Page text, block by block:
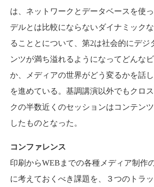
は、ネットワークとデータベースを使
デルとは比較にならないダイナミック
ることとについて、第2は社会的にデジ
ンツが満ち溢れるようになってどんな
か、メディアの世界がどう変るかを話
を進めている。基調講演以外でもクロ
クの半数近くのセッションはコンテン
したものとなった。
コンファレンス
印刷からWEBまでの各種メディア制作
に考えておくべき課題を、３つのトラ